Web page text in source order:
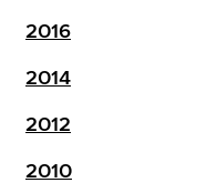
2016
2014
2012
2010